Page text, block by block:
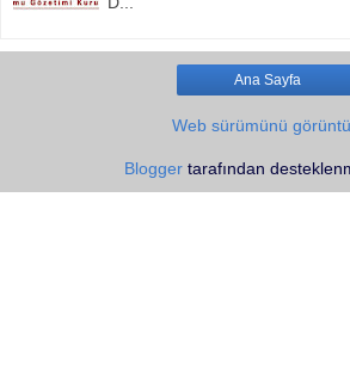
Ana Sayfa
Web sürümünü
Bloggertarafından